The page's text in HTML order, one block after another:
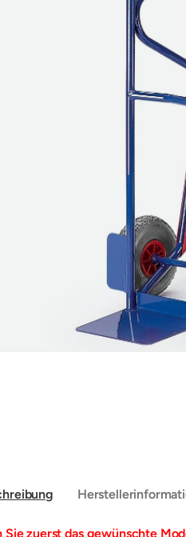
Sie zuerst das gewünschte